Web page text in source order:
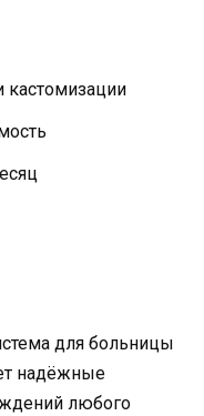
для больницы
надёжные
любого